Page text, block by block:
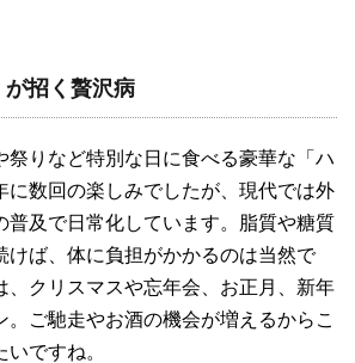
招く贅沢病
祭りなど特別な日に食べる豪華な「ハ
に数回の楽しみでしたが、現代では外
普及で日常化しています。脂質や糖質
けば、体に負担がかかるのは当然で
、クリスマスや忘年会、お正月、新年
。ご馳走やお酒の機会が増えるからこ
ですね。